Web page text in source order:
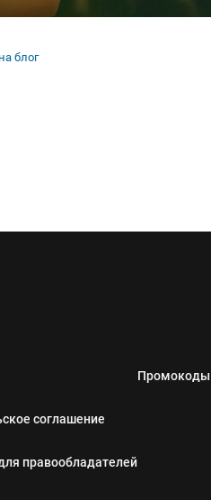
блог
соглашение
правообладателей
Промокоды